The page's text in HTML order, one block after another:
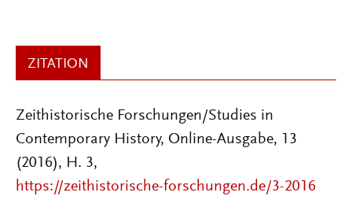
ZITATION
Zeithistorische Forschungen/Studies in
Contemporary History, Online-Ausgabe, 13
(2016), H. 3,
https://zeithistorische-forschungen.de/3-2016